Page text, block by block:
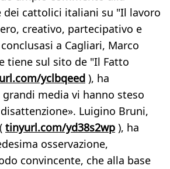
dei cattolici italiani su "Il lavoro
creativo, partecipativo e
a Cagliari, Marco
tiene sul sito de "Il Fatto
yclbqeed ), ha
media vi hanno steso
Luigino Bruni,
tinyurl.com/yd38s2wp ), ha
osservazione,
convincente, che alla base